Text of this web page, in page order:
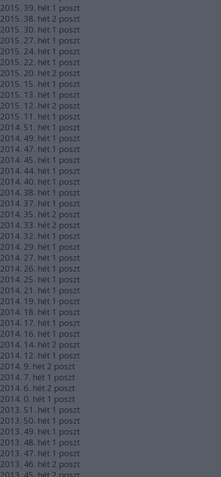
2015. 39. hét 1 poszt
2015. 38. hét 2 poszt
2015. 30. hét 1 poszt
2015. 27. hét 1 poszt
2015. 24. hét 1 poszt
2015. 22. hét 1 poszt
2015. 20. hét 2 poszt
2015. 15. hét 1 poszt
2015. 13. hét 1 poszt
2015. 12. hét 2 poszt
2015. 11. hét 1 poszt
2014. 51. hét 1 poszt
2014. 49. hét 1 poszt
2014. 47. hét 1 poszt
2014. 45. hét 1 poszt
2014. 44. hét 1 poszt
2014. 40. hét 1 poszt
2014. 38. hét 1 poszt
2014. 37. hét 1 poszt
2014. 35. hét 2 poszt
2014. 33. hét 2 poszt
2014. 32. hét 1 poszt
2014. 29. hét 1 poszt
2014. 27. hét 1 poszt
2014. 26. hét 1 poszt
2014. 25. hét 1 poszt
2014. 21. hét 1 poszt
2014. 19. hét 1 poszt
2014. 18. hét 1 poszt
2014. 17. hét 1 poszt
2014. 16. hét 1 poszt
2014. 14. hét 2 poszt
2014. 12. hét 1 poszt
2014. 9. hét 2 poszt
2014. 7. hét 1 poszt
2014. 6. hét 2 poszt
2014. 0. hét 1 poszt
2013. 51. hét 1 poszt
2013. 50. hét 1 poszt
2013. 49. hét 1 poszt
2013. 48. hét 1 poszt
2013. 47. hét 1 poszt
2013. 46. hét 2 poszt